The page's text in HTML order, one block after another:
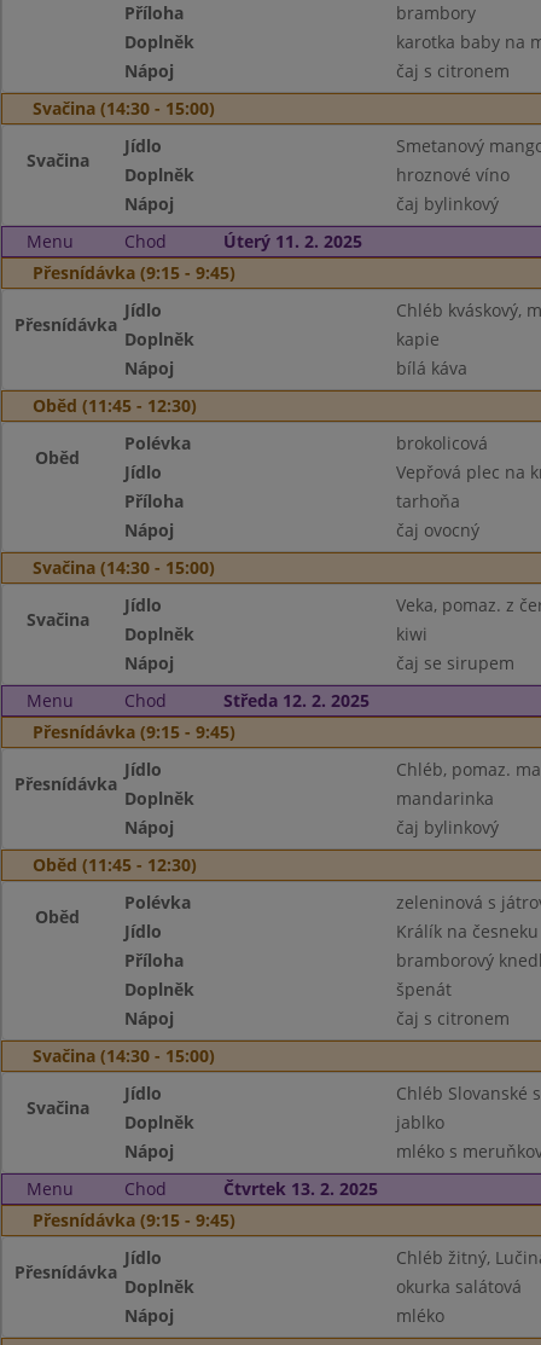
Příloha
brambory
Doplněk
karotka baby na
Nápoj
čaj s citronem
Svačina (14:30 - 15:00)
Svačina
Jídlo
Smetanový
Doplněk
hroznové víno
Nápoj
čaj bylinkový
Menu
Chod
Úterý 11. 2. 2025
Přesnídávka (9:15 - 9:45)
Přesnídávka
Jídlo
Chléb kváskový,
Doplněk
kapie
Nápoj
bílá káva
Oběd (11:45 - 12:30)
Oběd
Polévka
brokolicová
Jídlo
Vepřová plec na
Příloha
tarhoňa
Nápoj
čaj ovocný
Svačina (14:30 - 15:00)
Svačina
Jídlo
Veka, pomaz. z
Doplněk
kiwi
Nápoj
čaj se sirupem
Menu
Chod
Středa 12. 2. 2025
Přesnídávka (9:15 - 9:45)
Přesnídávka
Jídlo
Chléb, pomaz.
Doplněk
mandarinka
Nápoj
čaj bylinkový
Oběd (11:45 - 12:30)
Oběd
Polévka
zeleninová s
Jídlo
Králík na česneku
Příloha
bramborový
Doplněk
špenát
Nápoj
čaj s citronem
Svačina (14:30 - 15:00)
Svačina
Jídlo
Chléb Slovanské
Doplněk
jablko
Nápoj
mléko s
Menu
Chod
Čtvrtek 13. 2. 2025
Přesnídávka (9:15 - 9:45)
Přesnídávka
Jídlo
Chléb žitný,
Doplněk
okurka salátová
Nápoj
mléko